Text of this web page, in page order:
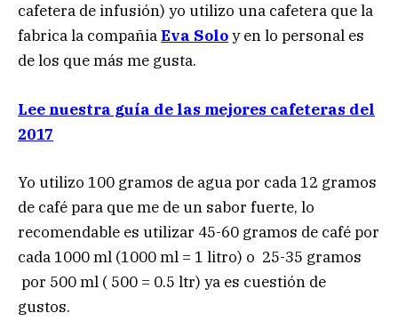
cafetera de infusión) yo utilizo una cafetera que la
fabrica la compañiaEva Soloy en lo personal es
de los que más me gusta.
Lee nuestra guía de las mejores cafeteras del
2017
Yo utilizo 100 gramos de agua por cada 12 gramos
de café para que me de un sabor fuerte, lo
recomendable es utilizar 45-60 gramos de café por
cada 1000 ml (1000 ml = 1 litro) o 25-35 gramos
por 500 ml ( 500 = 0.5 ltr) ya es cuestión de
gustos.